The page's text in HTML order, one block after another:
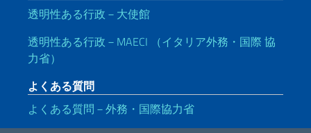
透明性ある行政－大使館
透明性ある行政－MAECI （イタリア外務・国際 協
力省）
よくある質問
よくある質問－外務・国際協力省